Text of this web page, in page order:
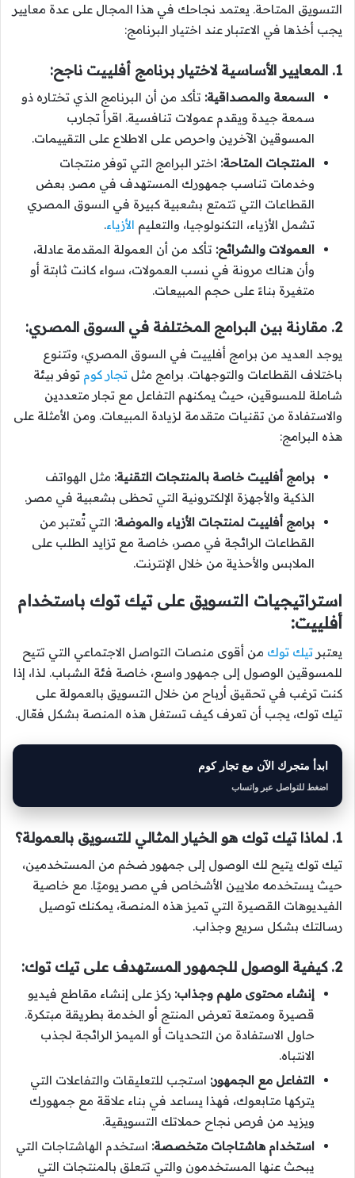
التسويق المتاحة. يعتمد نجاحك في هذا المجال على عدة معايير
يجب أخذها في الاعتبار عند اختيار البرنامج:
1. المعايير الأساسية لاختيار برنامج أفلييت ناجح:
السمعة والمصداقية: تأكد من أن البرنامج الذي تختاره ذو
سمعة جيدة ويقدم عمولات تنافسية. اقرأ تجارب
المسوقين الآخرين واحرص على الاطلاع على التقييمات.
المنتجات المتاحة: اختر البرامج التي توفر منتجات
وخدمات تناسب جمهورك المستهدف في مصر. بعض
القطاعات التي تتمتع بشعبية كبيرة في السوق المصري
تشمل الأزياء، التكنولوجيا، والتعليم الأزياء.
العمولات والشرائح: تأكد من أن العمولة المقدمة عادلة،
وأن هناك مرونة في نسب العمولات، سواء كانت ثابتة أو
متغيرة بناءً على حجم المبيعات.
2. مقارنة بين البرامج المختلفة في السوق المصري:
يوجد العديد من برامج أفلييت في السوق المصري، وتتنوع
باختلاف القطاعات والتوجهات. برامج مثل تجار كوم توفر بيئة
شاملة للمسوقين، حيث يمكنهم التفاعل مع تجار متعددين
والاستفادة من تقنيات متقدمة لزيادة المبيعات. ومن الأمثلة على
هذه البرامج:
برامج أفلييت خاصة بالمنتجات التقنية: مثل الهواتف
الذكية والأجهزة الإلكترونية التي تحظى بشعبية في مصر.
برامج أفلييت لمنتجات الأزياء والموضة: التي تُعتبر من
القطاعات الرائجة في مصر، خاصة مع تزايد الطلب على
الملابس والأحذية من خلال الإنترنت.
استراتيجيات التسويق على تيك توك باستخدام
أفلييت:
يعتبر تيك توك من أقوى منصات التواصل الاجتماعي التي تتيح
للمسوقين الوصول إلى جمهور واسع، خاصة فئة الشباب. لذا، إذا
كنت ترغب في تحقيق أرباح من خلال التسويق بالعمولة على
تيك توك، يجب أن تعرف كيف تستغل هذه المنصة بشكل فعّال.
ابدأ متجرك الآن مع تجار كوم
اضغط للتواصل عبر واتساب
1. لماذا تيك توك هو الخيار المثالي للتسويق بالعمولة؟
تيك توك يتيح لك الوصول إلى جمهور ضخم من المستخدمين،
حيث يستخدمه ملايين الأشخاص في مصر يوميًا. مع خاصية
الفيديوهات القصيرة التي تميز هذه المنصة، يمكنك توصيل
رسالتك بشكل سريع وجذاب.
2. كيفية الوصول للجمهور المستهدف على تيك توك:
إنشاء محتوى ملهم وجذاب: ركز على إنشاء مقاطع فيديو
قصيرة وممتعة تعرض المنتج أو الخدمة بطريقة مبتكرة.
حاول الاستفادة من التحديات أو الميمز الرائجة لجذب
الانتباه.
التفاعل مع الجمهور: استجب للتعليقات والتفاعلات التي
يتركها متابعوك، فهذا يساعد في بناء علاقة مع جمهورك
ويزيد من فرص نجاح حملاتك التسويقية.
استخدام هاشتاجات متخصصة: استخدم الهاشتاجات التي
يبحث عنها المستخدمون والتي تتعلق بالمنتجات التي